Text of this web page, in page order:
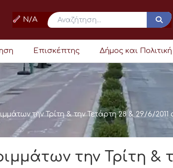
N/A
Επισκέπτης Δήμος και Πολιτική
την Τρίτη & την Τετάρτη 28 & 29/6/2011
την Τρίτη &